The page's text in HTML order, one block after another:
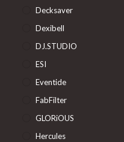
Decksaver
Dexibell
DJ.STUDIO
ESI
Eventide
FabFilter
GLORiOUS
Hercules